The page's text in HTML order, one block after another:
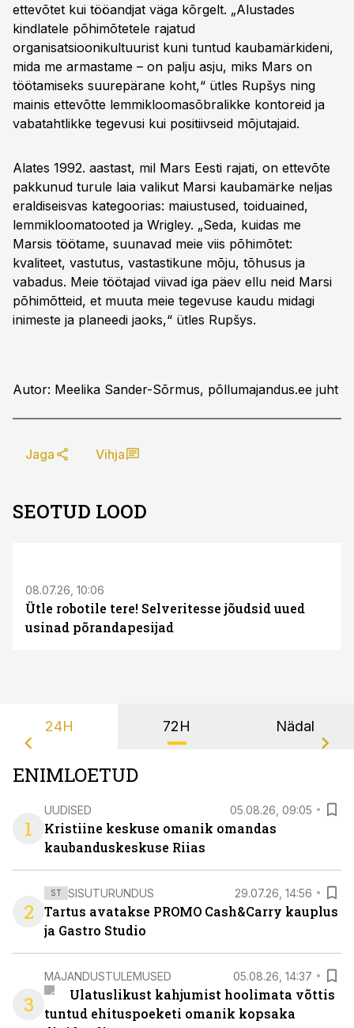
ettevõtet kui tööandjat väga kõrgelt. „Alustades
kindlatele põhimõtetele rajatud
organisatsioonikultuurist kuni tuntud kaubamärkideni,
mida me armastame – on palju asju, miks Mars on
töötamiseks suurepärane koht,“ ütles Rupšys ning
mainis ettevõtte lemmiklooma­sõbralikke kontoreid ja
vabatahtlikke tegevusi kui positiivseid mõjutajaid.
Alates 1992. aastast, mil Mars Eesti rajati, on ettevõte
pakkunud turule laia valikut Marsi kaubamärke neljas
eraldiseisvas kategoorias: maiustused, toiduained,
lemmiklooma­tooted ja Wrigley. „Seda, kuidas me
Marsis töötame, suunavad meie viis põhimõtet:
kvaliteet, vastutus, vastastikune mõju, tõhusus ja
vabadus. Meie töötajad viivad iga päev ellu neid Marsi
põhimõtteid, et muuta meie tegevuse kaudu midagi
inimeste ja planeedi jaoks,“ ütles Rupšys.
Autor: Meelika Sander-Sõrmus, põllumajandus.ee juht
Jaga Vihja
SEOTUD LOOD
08.07.26, 10:06
Ütle robotile tere! Selveritesse jõudsid uued
usinad põrandapesijad
24H 72H Nädal
ENIMLOETUD
1
UUDISED 05.08.26, 09:05
Kristiine keskuse omanik omandas
kaubanduskeskuse Riias
2
ST SISUTURUNDUS 29.07.26, 14:56
Tartus avatakse PROMO Cash&Carry kauplus
ja Gastro Studio
3
MAJANDUSTULEMUSED 05.08.26, 14:37
Ulatuslikust kahjumist hoolimata võttis
tuntud ehituspoeketi omanik kopsaka